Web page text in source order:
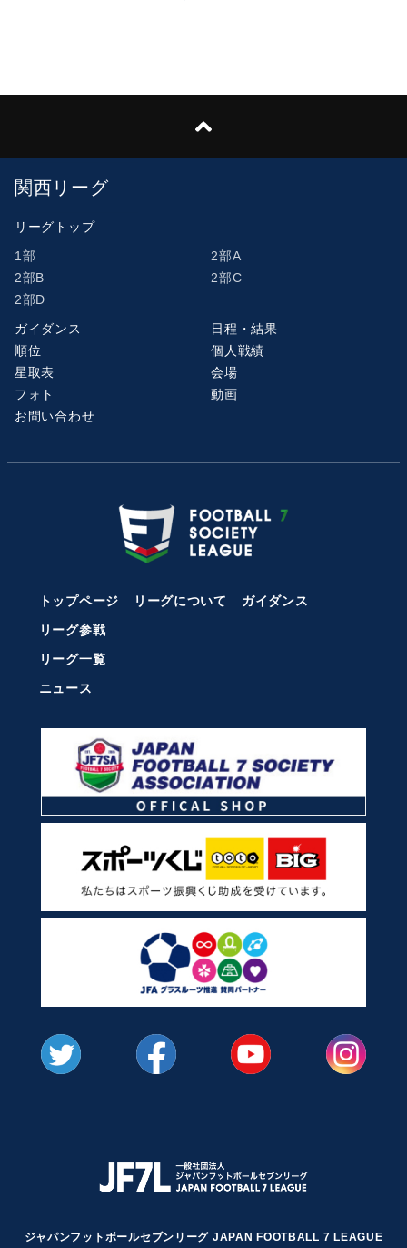
関西リーグ
リーグトップ
1部
2部A
2部B
2部C
2部D
ガイダンス
日程・結果
順位
個人戦績
星取表
会場
フォト
動画
お問い合わせ
トップページ リーグについて
ガイダンス
リーグ参戦
リーグ一覧
ニュース
ジャパンフットボールセブンリーグ JAPAN FOOTBALL 7 LEAGUE